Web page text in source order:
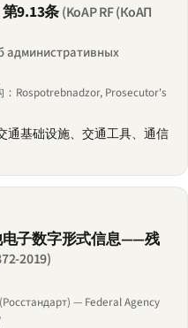
9.13条(KoAP RF (КоАП
административных
Rospotrebnadzor, Prosecutor's
通基础设施、交通工具、通信
子数字形式信息——残
2019)
— Federal Agency